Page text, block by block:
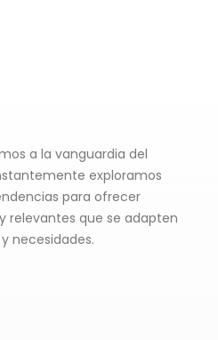
a la vanguardia del
exploramos
para ofrecer
relevantes que se adapten
necesidades.